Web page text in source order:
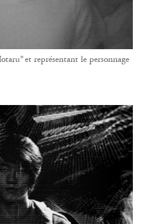
et représentant le personnage